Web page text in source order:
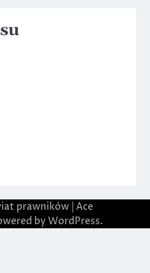
prawników| Ace
by WordPress.